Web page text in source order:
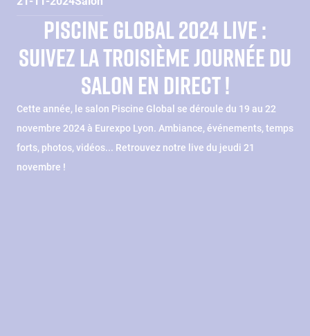
PISCINE GLOBAL 2024 LIVE :
SUIVEZ LA TROISIÈME JOURNÉE DU
SALON EN DIRECT !
Cette année, le salon Piscine Global se déroule du 19 au 22
novembre 2024 à Eurexpo Lyon. Ambiance, événements, temps
forts, photos, vidéos... Retrouvez notre live du jeudi 21
novembre !